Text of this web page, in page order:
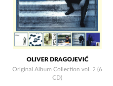
OLIVER DRAGOJEVIĆ
Original Album Collection vol. 2 (6
CD)